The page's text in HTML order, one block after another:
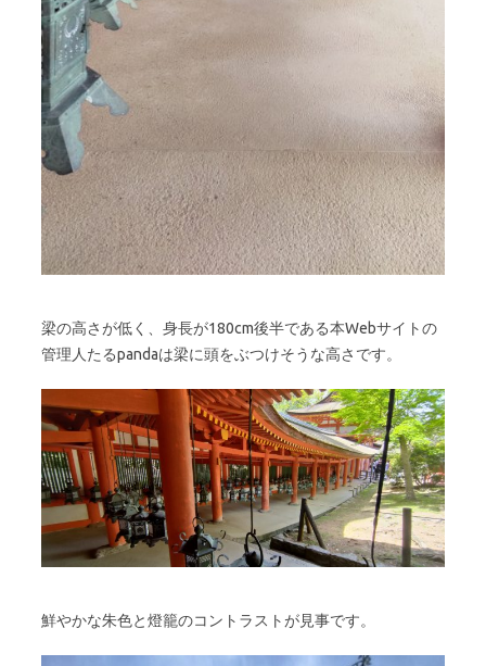
梁の高さが低く、身長が180cm後半である本Webサイトの
管理人たるpandaは梁に頭をぶつけそうな高さです。
鮮やかな朱色と燈籠のコントラストが見事です。